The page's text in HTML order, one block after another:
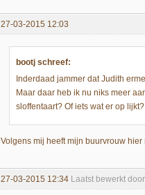
27-03-2015 12:03
bootj schreef:
Inderdaad jammer dat Judith
Maar daar heb ik nu niks meer
sloffentaart? Of iets wat er op
Volgens mij heeft mijn buurvrouw
27-03-2015 12:34 Laatst bewerkt